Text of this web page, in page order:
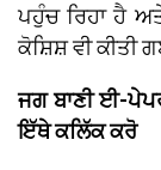
ਪਹੁੰਚ ਰਿਹਾ ਹੈ
ਕੋਸ਼ਿਸ਼ ਵੀ ਕੀਤੀ
ਜਗ ਬਾਣੀ ਈ-
ਇੱਥੇ ਕਲਿੱਕ ਕਰੋ